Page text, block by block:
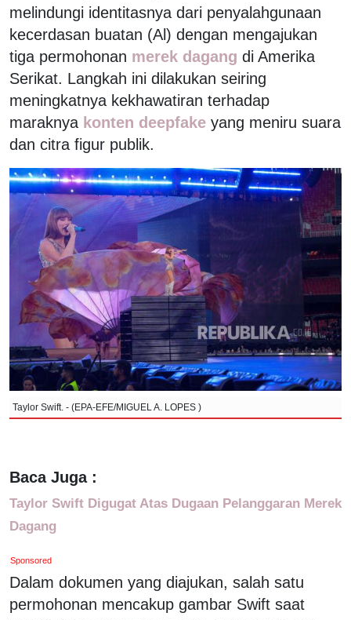
melindungi identitasnya dari penyalahgunaan
kecerdasan buatan (Al) dengan mengajukan
tiga permohonan merek dagang di Amerika
Serikat. Langkah ini dilakukan seiring
meningkatnya kekhawatiran terhadap
maraknya konten deepfake yang meniru suara
dan citra figur publik.
Taylor Swift. - (EPA-EFE/MIGUEL A. LOPES )
Baca Juga :
Taylor Swift Digugat Atas Dugaan Pelanggaran Merek
Dagang
Sponsored
Dalam dokumen yang diajukan, salah satu
permohonan mencakup gambar Swift saat